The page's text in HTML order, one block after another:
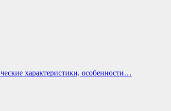
характеристики, особенности…